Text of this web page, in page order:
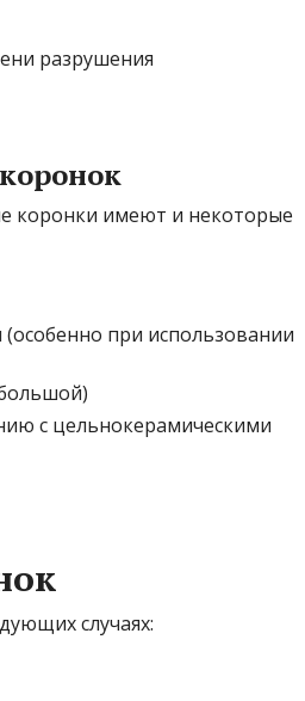
разрушения
коронки имеют и некоторые
при использовании
с цельнокерамическими
случаях: